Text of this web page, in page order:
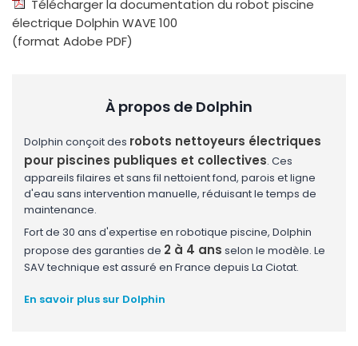
Télécharger la documentation du robot piscine
électrique Dolphin WAVE 100
(format Adobe PDF)
À propos de Dolphin
Dolphin conçoit des robots nettoyeurs électriques
pour piscines publiques et collectives. Ces
appareils filaires et sans fil nettoient fond, parois et ligne
d'eau sans intervention manuelle, réduisant le temps de
maintenance.
Fort de 30 ans d'expertise en robotique piscine, Dolphin
propose des garanties de 2 à 4 ans selon le modèle. Le
SAV technique est assuré en France depuis La Ciotat.
En savoir plus sur Dolphin